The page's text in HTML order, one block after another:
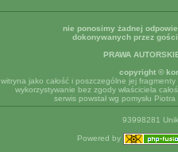
nie ponosimy żadnej
dokonywanych przez
PRAWA
copyright ©
witryna jako całość i poszczególne jej
wykorzystywanie bez zgody właściciela
serwis powstał wg pomysłu
93998281
Powered by